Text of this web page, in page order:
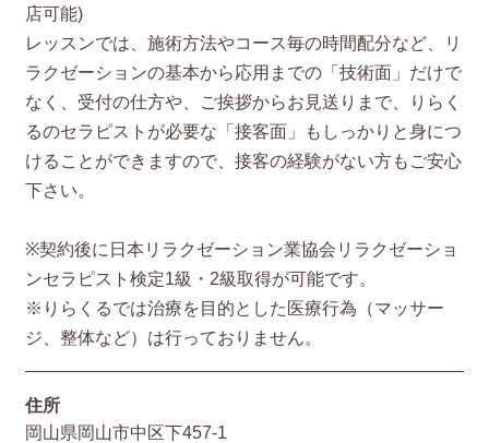
店可能)
レッスンでは、施術方法やコース毎の時間配分など、リ
ラクゼーションの基本から応用までの「技術面」だけで
なく、受付の仕方や、ご挨拶からお見送りまで、りらく
るのセラピストが必要な「接客面」もしっかりと身につ
けることができますので、接客の経験がない方もご安心
下さい。
※契約後に日本リラクゼーション業協会リラクゼーショ
ンセラピスト検定1級・2級取得が可能です。
※りらくるでは治療を目的とした医療行為（マッサー
ジ、整体など）は行っておりません。
住所
岡山県岡山市中区下457-1